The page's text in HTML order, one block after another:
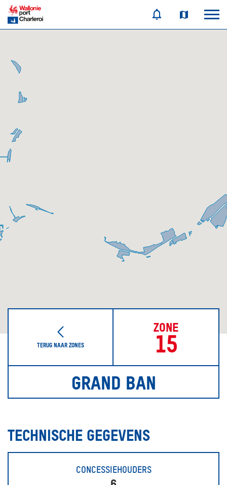
TERUG NAAR ZONES
GRAND BAN
ZONE
15
TECHNISCHE GEGEVENS
CONCESSIEHOUDERS